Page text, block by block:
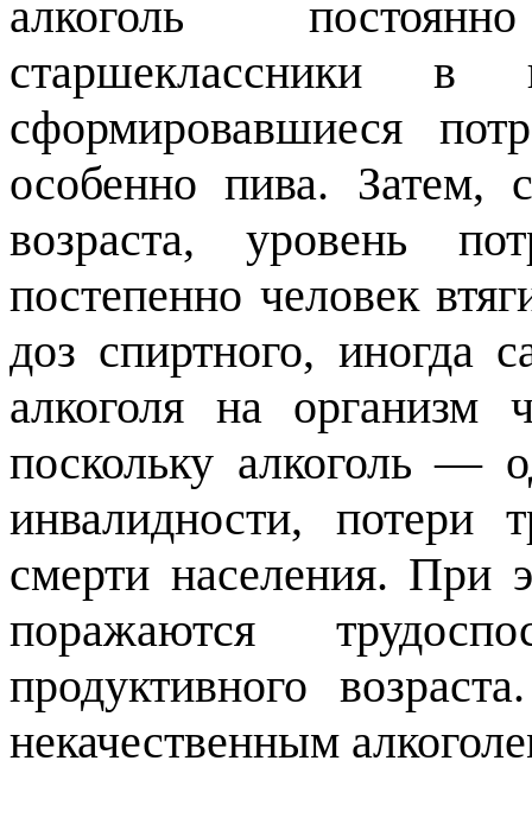
алкоголь
старшеклассники
сформировавшиеся
особенно пива. Затем,
возраста, уровень
постепенно человек
доз спиртного, иногда
алкоголя на организм
поскольку алкоголь —
инвалидности, потери
смерти населения. При
поражаются
продуктивного
некачественным